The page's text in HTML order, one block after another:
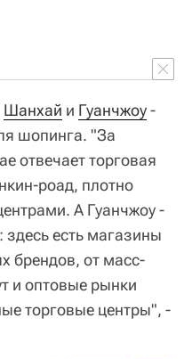
Шанхай и Гуанчжоу-
шопинга. "За
отвечает торговая
роад, плотно
А Гуанчжоу -
есть магазины
брендов, от масс-
и оптовые рынки
торговые центры", -